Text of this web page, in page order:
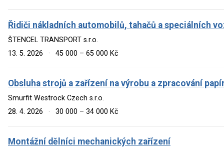
Řidiči nákladních automobilů, tahačů a speciálních
ŠTENCEL TRANSPORT s.r.o.
13. 5. 2026
· 45 000 – 65 000 Kč
Obsluha strojů a zařízení na výrobu a zpracování
Smurfit Westrock Czech s.r.o.
28. 4. 2026
· 30 000 – 34 000 Kč
Montážní dělníci mechanických zařízení